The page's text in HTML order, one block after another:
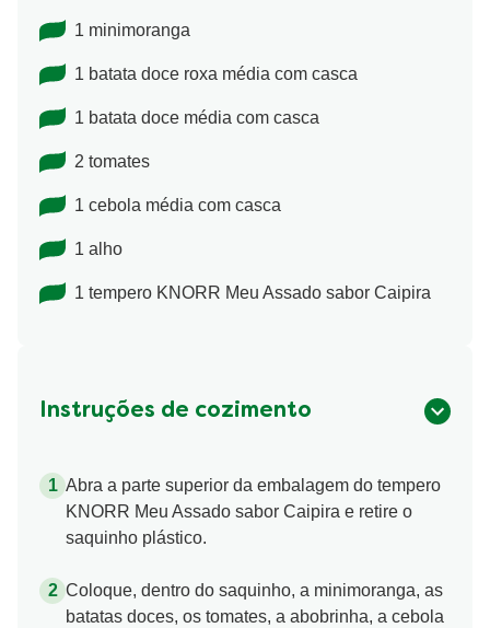
1 minimoranga
1 batata doce roxa média com casca
1 batata doce média com casca
2 tomates
1 cebola média com casca
1 alho
1 tempero KNORR Meu Assado sabor Caipira
Instruções de cozimento
Abra a parte superior da embalagem do tempero
KNORR Meu Assado sabor Caipira e retire o
saquinho plástico.
Coloque, dentro do saquinho, a minimoranga, as
batatas doces, os tomates, a abobrinha, a cebola